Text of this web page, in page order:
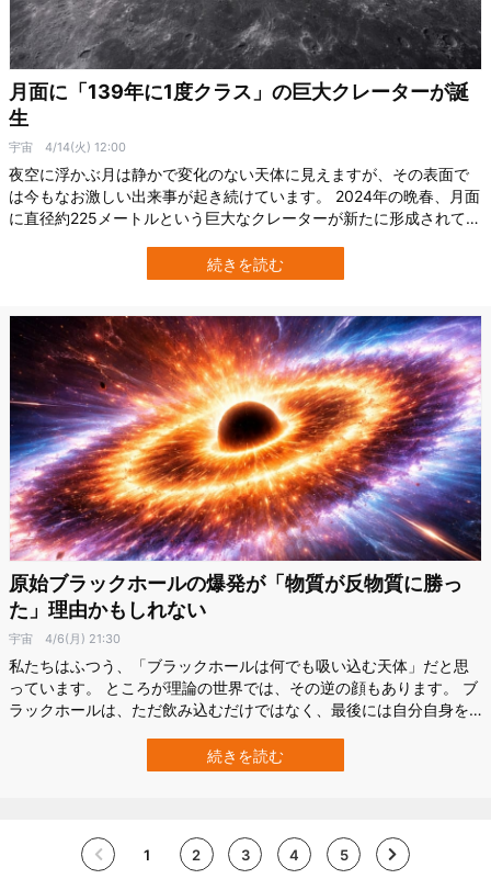
月面に「139年に1度クラス」の巨大クレーターが誕
生
宇宙 4/14(火) 12:00
夜空に浮かぶ月は静かで変化のない天体に見えますが、その表面で
は今もなお激しい出来事が起き続けています。 2024年の晩春、月面
に直径約225メートルという巨大なクレーターが新たに形成されてい
ンテュイティブ・マシーンズ（Intuitive Machines）の研究チームに
よるもので、第57回月惑星科学会議（2026年）で報告されていま
続きを読む
原始ブラックホールの爆発が「物質が反物質に勝っ
た」理由かもしれない
宇宙 4/6(月) 21:30
私たちはふつう、「ブラックホールは何でも吸い込む天体」だと思
っています。 ところが理論の世界では、その逆の顔もあります。 ブ
ラックホールは、ただ飲み込むだけではなく、最後には自分自身を
回、アメリカのマサチューセッツ工科大学（MIT）などで行われた研
究により、その“死にゆくブラックホール”が、宇宙が生まれて間もな
続きを読む
1 2 3 4 5